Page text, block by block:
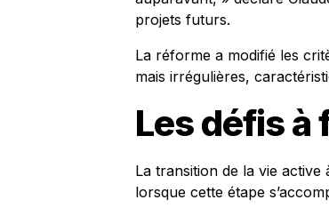
projets futurs.
La réforme a modifié les
mais irrégulières,
Les défis à
La transition de la vie
lorsque cette étape